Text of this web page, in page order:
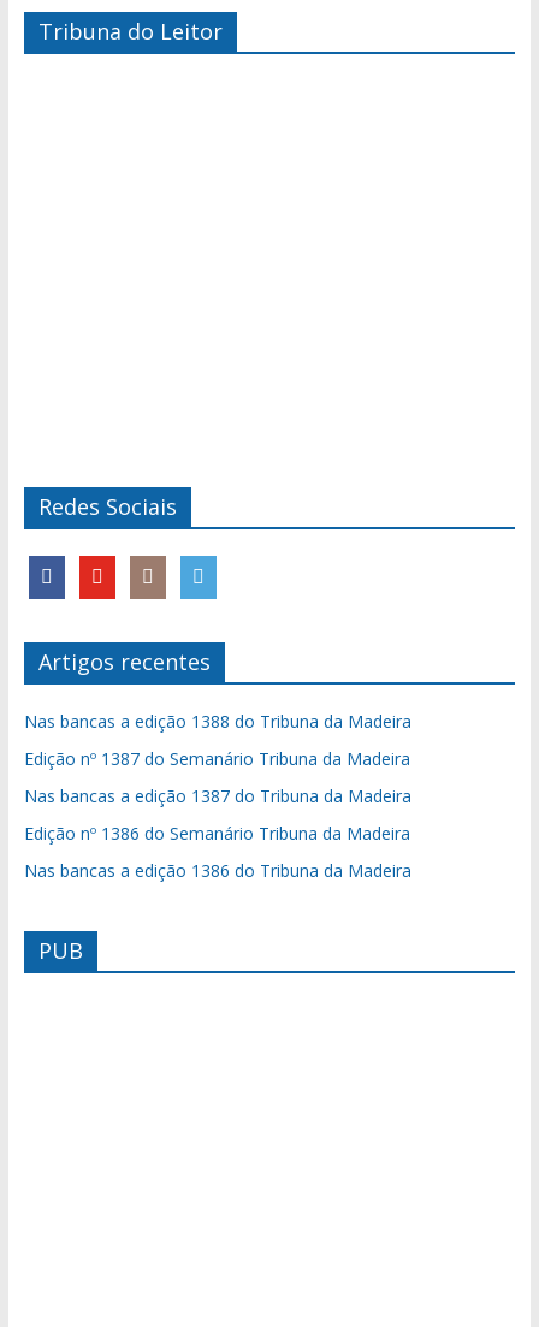
Tribuna do Leitor
Redes Sociais
Artigos recentes
Nas bancas a edição 1388 do Tribuna da Madeira
Edição nº 1387 do Semanário Tribuna da Madeira
Nas bancas a edição 1387 do Tribuna da Madeira
Edição nº 1386 do Semanário Tribuna da Madeira
Nas bancas a edição 1386 do Tribuna da Madeira
PUB